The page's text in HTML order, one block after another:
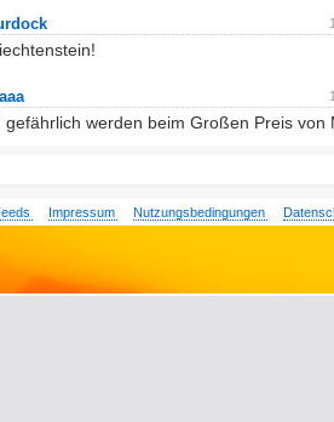
gefährlich werden beim Großen Preis von
Impressum Nutzungsbedingungen